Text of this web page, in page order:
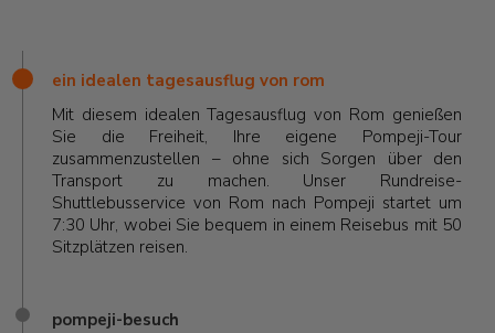
ein idealen tagesausflug von rom
Mit diesem idealen Tagesausflug von Rom genießen
Sie die Freiheit, Ihre eigene Pompeji-Tour
zusammenzustellen – ohne sich Sorgen über den
Transport zu machen. Unser Rundreise-
Shuttlebusservice von Rom nach Pompeji startet um
7:30 Uhr, wobei Sie bequem in einem Reisebus mit 50
Sitzplätzen reisen.
pompeji-besuch